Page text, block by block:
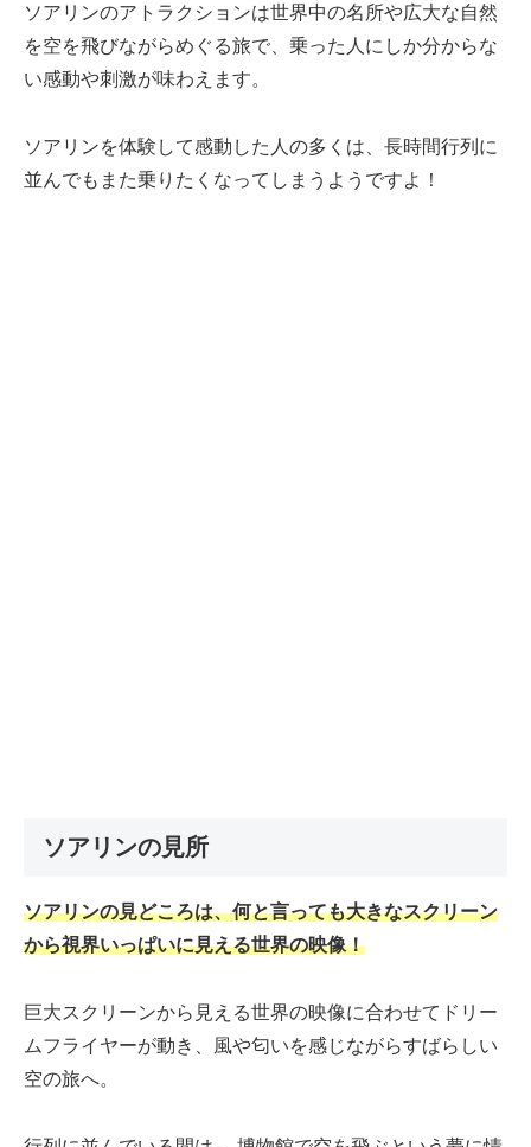
ソアリンのアトラクションは世界中の名所や広大な自然
を空を飛びながらめぐる旅で、乗った人にしか分からな
い感動や刺激が味わえます。
ソアリンを体験して感動した人の多くは、長時間行列に
並んでもまた乗りたくなってしまうようですよ！
ソアリンの見所
ソアリンの見どころは、何と言っても大きなスクリーン
から視界いっぱいに見える世界の映像！
巨大スクリーンから見える世界の映像に合わせてドリー
ムフライヤーが動き、風や匂いを感じながらすばらしい
空の旅へ。